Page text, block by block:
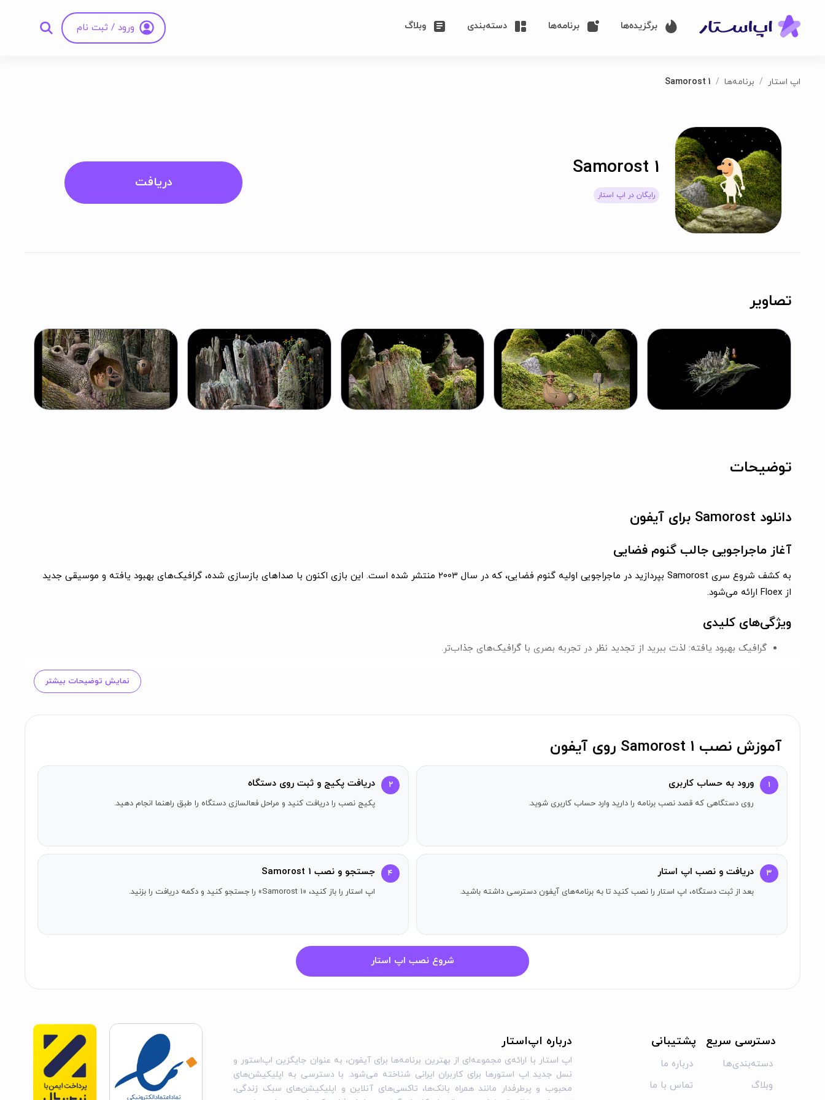
برگزیده‌ها برنامه‌ها دسته‌بندی وبلاگ ورود / ثبت نام
اپ استار برنامه‌ها Samorost 1
Samorost 1
رایگان در اپ استار
دریافت
تصاویر
توضیحات
دانلود Samorost برای آیفون
آغاز ماجراجویی جالب گنوم فضایی
به کشف شروع سری Samorost بپردازید در ماجراجویی اولیه گنوم فضایی، که در سال 2003 منتشر شده است. این بازی اکنون با صداهای بازسازی شده، گرافیک‌های بهبود یافته و موسیقی جدید
از Floex ارائه می‌شود.
ویژگی‌های کلیدی
گرافیک بهبود یافته: لذت ببرید از تجدید نظر در تجربه بصری با گرافیک‌های جذاب‌تر.
نمایش توضیحات بیشتر
آموزش نصب Samorost 1 روی آیفون
۱ ورود به حساب کاربری
روی دستگاهی که قصد نصب برنامه را دارید وارد حساب کاربری شوید.
۲ دریافت پکیج و ثبت روی دستگاه
پکیج نصب را دریافت کنید و مراحل فعالسازی دستگاه را طبق راهنما انجام دهید.
۳ دریافت و نصب اپ استار
بعد از ثبت دستگاه، اپ استار را نصب کنید تا به برنامه‌های آیفون دسترسی داشته باشید.
۴ جستجو و نصب Samorost 1
اپ استار را باز کنید، «Samorost 1» را جستجو کنید و دکمه دریافت را بزنید.
شروع نصب اپ استار
دسترسی سریع
دسته‌بندی‌ها
وبلاگ
پشتیبانی
درباره ما
تماس با ما
درباره اپ‌استار
اپ استار با ارائه‌ی مجموعه‌ای از بهترین برنامه‌ها برای آیفون، به عنوان جایگزین اپ‌استور و
نسل جدید اپ استورها برای کاربران ایرانی شناخته می‌شود. با دسترسی به اپلیکیشن‌های
محبوب و پرطرفدار مانند همراه بانک‌ها، تاکسی‌های آنلاین و اپلیکیشن‌های سبک زندگی،